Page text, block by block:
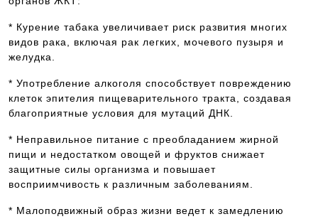
* Курение табака увеличивает риск развития многих
видов рака, включая рак легких, мочевого пузыря и
желудка.
* Употребление алкоголя способствует повреждению
клеток эпителия пищеварительного тракта, создавая
благоприятные условия для мутаций ДНК.
* Неправильное питание с преобладанием жирной
пищи и недостатком овощей и фруктов снижает
защитные силы организма и повышает
восприимчивость к различным заболеваниям.
* Малоподвижный образ жизни ведет к замедлению